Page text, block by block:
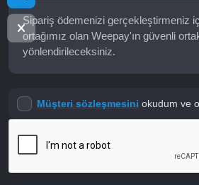
Sipariş ödemenizi gerçekleştirmeniz
ortağımız olan Weepay'ın güvenli
yönlendirileceksiniz.
Müşteri sözleşmesini okudum ve